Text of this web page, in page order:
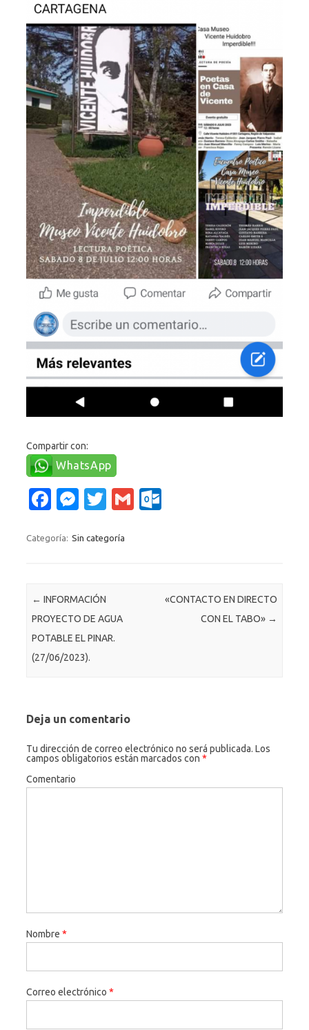
Compartir con:
WhatsApp
Fa
e
o
k
M
se
er
T
it
G
c
Categoría: Sin categoría
Navegación de entradas
← INFORMACIÓN
PROYECTO DE AGUA
POTABLE EL PINAR.
(27/06/2023).
«CONTACTO EN DIRECTO
CON EL TABO» →
Deja un comentario
Tu dirección de correo electrónico no será publicada. Los
campos obligatorios están marcados con *
Comentario
Nombre *
Correo electrónico *